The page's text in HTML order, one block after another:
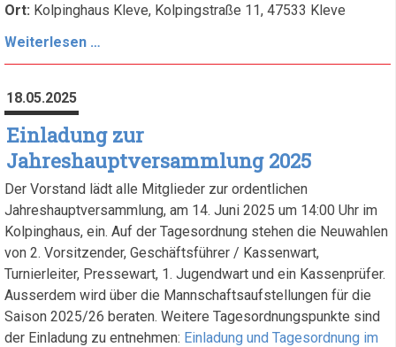
Ort: Kolpinghaus Kleve, Kolpingstraße 11, 47533 Kleve
Weiterlesen …
zum
in
Kleve
18.05.2025
Einladung zur
Jahreshauptversammlung 2025
Der Vorstand lädt alle Mitglieder zur ordentlichen
Jahreshauptversammlung, am 14. Juni 2025 um 14:00 Uhr im
Kolpinghaus, ein. Auf der Tagesordnung stehen die Neuwahlen
von 2. Vorsitzender, Geschäftsführer / Kassenwart,
Turnierleiter, Pressewart, 1. Jugendwart und ein Kassenprüfer.
Ausserdem wird über die Mannschaftsaufstellungen für die
Saison 2025/26 beraten. Weitere Tagesordnungspunkte sind
der Einladung zu entnehmen: Einladung und Tagesordnung im